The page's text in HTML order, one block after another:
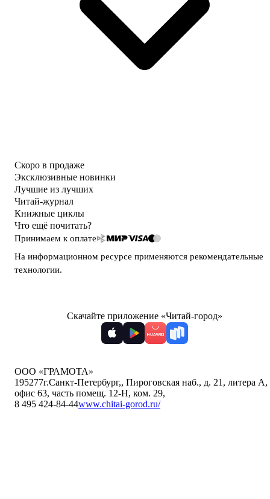
Скоро в продаже
Эксклюзивные новинки
Лучшие из лучших
Читай-журнал
Книжные циклы
Что ещё почитать?
Принимаем к оплате
На информационном ресурсе применяются рекомендательные
технологии.
Скачайте приложение «Читай-город»
ООО «ГРАМОТА»
195277г.Санкт-Петербург,, Пироговская наб., д. 21, литера А,
офис 63, часть помещ. 12-Н, ком. 29,
8 495 424-84-44www.chitai-gorod.ru/